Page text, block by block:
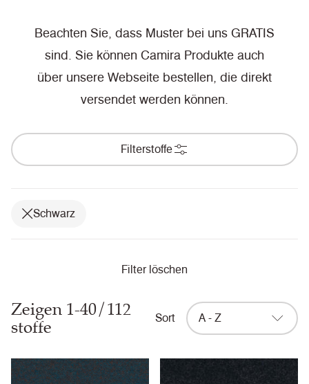
Beachten Sie, dass Muster bei uns GRATIS
sind. Sie können Camira Produkte auch
über unsere Webseite bestellen, die direkt
versendet werden können.
Filterstoffe
Schwarz
Filter löschen
Zeigen 1-40/112
stoffe Sort A - Z